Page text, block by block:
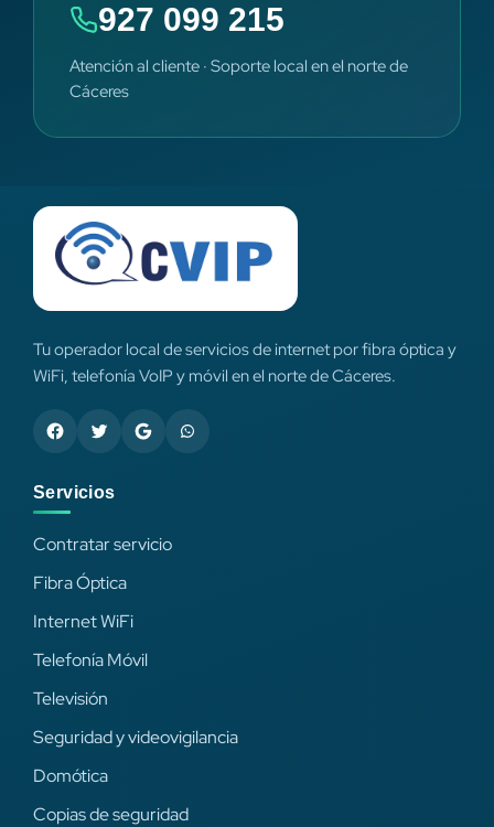
927 099 215
Atención al cliente · Soporte local en el norte de
Cáceres
Tu operador local de servicios de internet por fibra óptica y
WiFi, telefonía VoIP y móvil en el norte de Cáceres.
Servicios
Contratar servicio
Fibra Óptica
Internet WiFi
Telefonía Móvil
Televisión
Seguridad y videovigilancia
Domótica
Copias de seguridad